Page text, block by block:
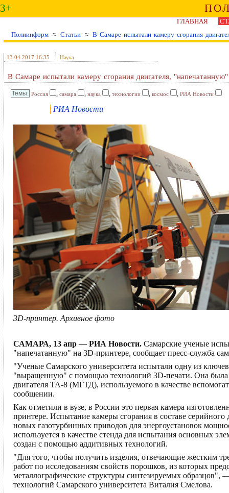
3+
ГЛАВНАЯ
Полиинформ ≈ Статьи ≈ В Самаре испытали камеру сгорания
13.04.2017 16:35 Наука
В Самаре испытали камеру сгорания двигателя,
Россия , самара , наука , технологии , космос , РИА Новости
РИА Новости
3D-принтер. Архивное фото
САМАРА, 13 апр — РИА Новости. Самарские ученые
"напечатанную" на 3D-принтере, сообщает пресс-служба
"Ученые Самарского университета испытали одну из
"выращенную" с помощью технологий 3D-печати. Она была
двигателя ТА-8 (МГТД), используемого в качестве
сообщении.
Как отметили в вузе, в России это первая камера
принтере. Испытание камеры сгорания в составе
новых газотурбинных приводов для энергоустановок
используется в качестве стенда для испытания основных
создан с помощью аддитивных технологий.
"Для того, чтобы получить изделия, отвечающие жестким
работ по исследованиям свойств порошков, из которых
металлографические структуры синтезируемых образцов",
технологий Самарского университета Виталия Смелова.